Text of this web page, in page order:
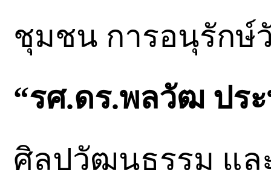
ชุมชน การอนุรักษ์
“รศ.ดร.พลวัฒ ปร
ศิลปวัฒนธรรม แล